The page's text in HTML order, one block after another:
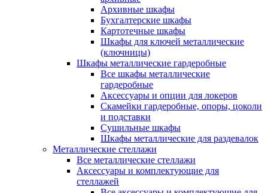
Архивные шкафы
Бухгалтерские шкафы
Картотечные шкафы
Шкафы для ключей металлические
(ключницы)
Шкафы металлические гардеробные
Все шкафы металлические
гардеробные
Аксессуары и опции для локеров
Скамейки гардеробные, опоры, цоколи
и подставки
Сушильные шкафы
Шкафы металлические для раздевалок
Металлические стеллажи
Все металлические стеллажи
Аксессуары и комплектующие для
стеллажей